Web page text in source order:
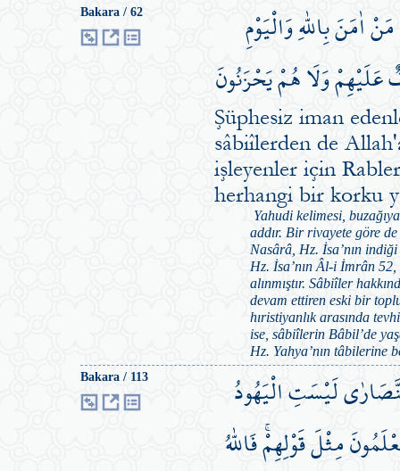
Bakara / 62
اٰمَنَ بِاللّٰهِ وَالْيَوْمِ
وَلَا هُمْ يَحْزَنُونَ
Şüphesiz iman
sâbiîlerden de
işleyenler için
herhangi bir korku
Yahudi kelimesi,
addır. Bir rivayete göre
Nasârâ, Hz. İsa’nın
Hz. İsa’nın Âl-i İmrân
alınmıştır. Sâbiîler
devam ettiren eski bir
hıristiyanlık arasında
ise, sâbiîlerin Bâbil’de
Hz. Yahya’nın tâbilerine
Bakara / 113
لَيْسَتِ الْيَهُودُ
مِثْلَ قَوْلِهِمْۚ فَاللّٰهُ